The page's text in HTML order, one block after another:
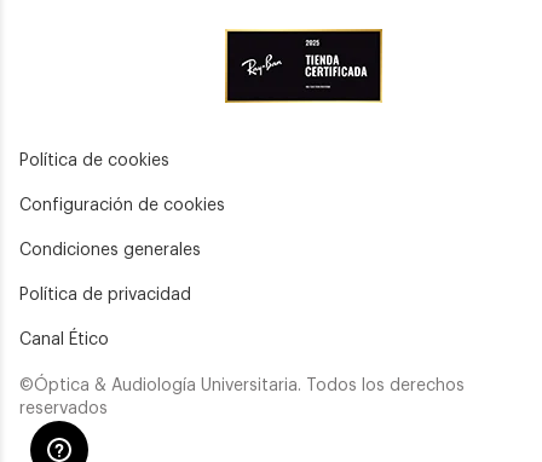
Política de cookies
Configuración de cookies
Condiciones generales
Política de privacidad
Canal Ético
©Óptica & Audiología Universitaria. Todos los derechos
reservados